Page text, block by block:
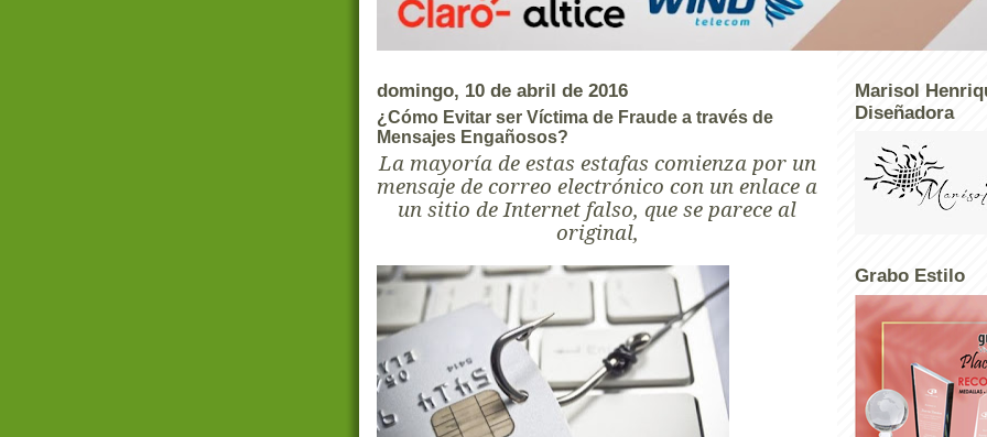
domingo, 10 de abril de 2016
¿Cómo Evitar ser Víctima de Fraude a través de
Mensajes Engañosos?
La mayoría de estas estafas comienza por un
mensaje de correo electrónico con un enlace a
un sitio de Internet falso, que se parece al
original,
Marisol
Diseñadora
Grabo Estilo